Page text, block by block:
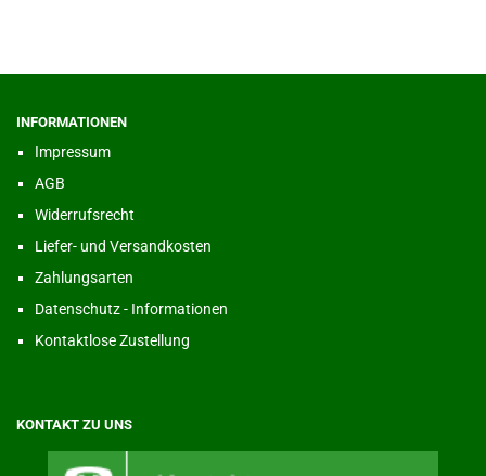
INFORMATIONEN
Impressum
AGB
Widerrufsrecht
Liefer- und Versandkosten
Zahlungsarten
Datenschutz - Informationen
Kontaktlose Zustellung
KONTAKT ZU UNS